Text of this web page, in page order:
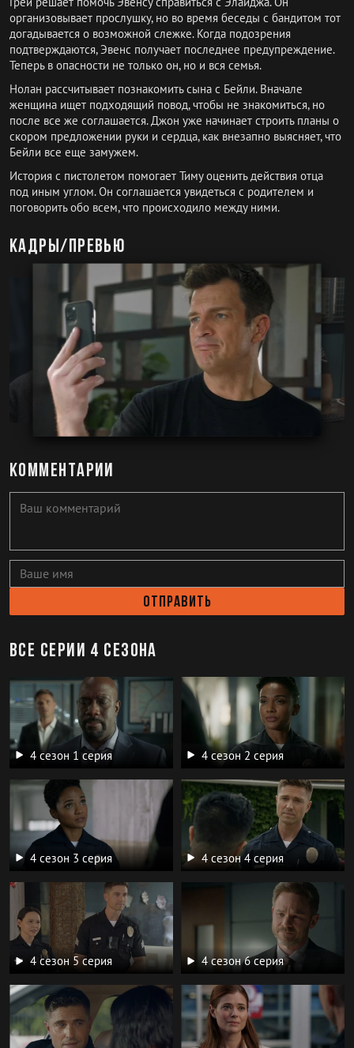
организовывает прослушку, но во время беседы с бандитом тот
догадывается о возможной слежке. Когда подозрения
подтверждаются, Эвенс получает последнее предупреждение.
Теперь в опасности не только он, но и вся семья.
Нолан рассчитывает познакомить сына с Бейли. Вначале
женщина ищет подходящий повод, чтобы не знакомиться, но
после все же соглашается. Джон уже начинает строить планы о
скором предложении руки и сердца, как внезапно выясняет, что
Бейли все еще замужем.
История с пистолетом помогает Тиму оценить действия отца
под иным углом. Он соглашается увидеться с родителем и
поговорить обо всем, что происходило между ними.
Кадры/превью
Комментарии
Отправить
Все серии 4 сезона
4 сезон 1 серия 4 сезон 2 серия
4 сезон 3 серия 4 сезон 4 серия
4 сезон 5 серия 4 сезон 6 серия